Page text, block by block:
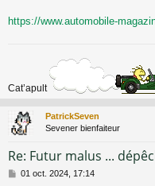
g
e
https://www.automobile-
Cat’apult
PatrickSeven
Sevener bienfaiteur
Re: Futur malus ...
M
01 oct. 2024, 17:14